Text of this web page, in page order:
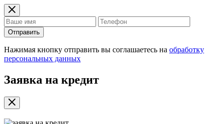
Отправить
Нажимая кнопку отправить вы соглашаетесь на обработку
персональных данных
Заявка на кредит